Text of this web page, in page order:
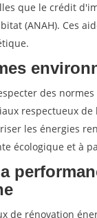
que le crédit
(ANAH). Ces
des
respectueux
les énergies
écologique et à
de rénovation